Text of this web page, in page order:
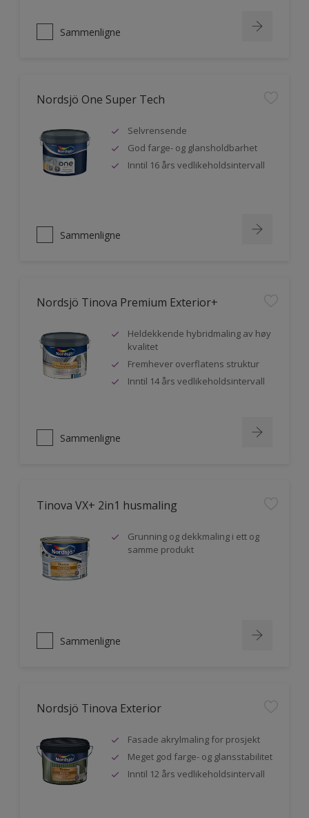
Sammenligne
Nordsjö One Super Tech
Selvrensende
God farge- og glansholdbarhet
Inntil 16 års vedlikeholdsintervall
Sammenligne
Nordsjö Tinova Premium Exterior+
Heldekkende hybridmaling av høy
kvalitet
Fremhever overflatens struktur
Inntil 14 års vedlikeholdsintervall
Sammenligne
Tinova VX+ 2in1 husmaling
Grunning og dekkmaling i ett og
samme produkt
Sammenligne
Nordsjö Tinova Exterior
Fasade akrylmaling for prosjekt
Meget god farge- og glansstabilitet
Inntil 12 års vedlikeholdsintervall